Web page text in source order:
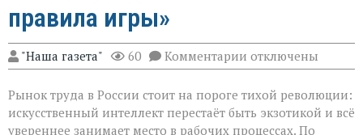
правила игры»
"Наша газета" 60 Комментарии к
записи
не
придёт
отключены
Рынок труда в России стоит на пороге тихой революции:
искусственный интеллект перестаёт быть экзотикой и всё
увереннее занимает место в рабочих процессах. По